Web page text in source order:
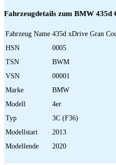
Fahrzeugdetails zum BMW 435d
Fahrzeug Name 435d xDrive Gran
HSN
0005
TSN
BWM
VSN
00001
Marke
BMW
Modell
4er
Typ
3C (F36)
Modellstart
2013
Modellende
2020